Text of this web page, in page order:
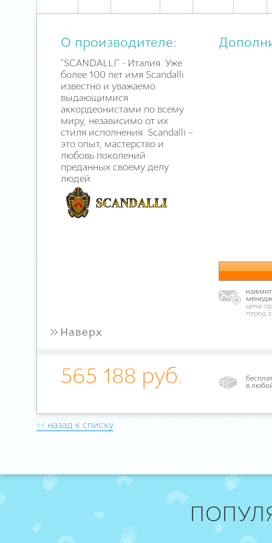
О производителе:
"SCANDALLI" - Италия. Уже
более 100 лет имя Scandalli
известно и уважаемо
выдающимися
аккордеонистами по всему
миру, независимо от их
стиля исполнения. Scandalli –
это опыт, мастерство и
любовь поколений
преданных своему делу
людей.
цена
перед
» Наверх
565 188 руб.
в
<< назад к списку